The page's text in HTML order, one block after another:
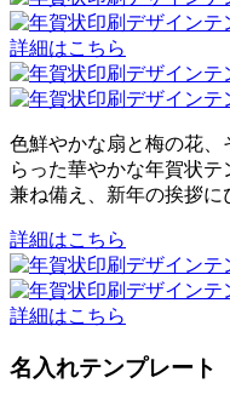
詳細はこちら
色鮮やかな扇と梅の花、
らった華やかな年賀状
兼ね備え、新年の挨拶に
詳細はこちら
詳細はこちら
名入れテンプレート